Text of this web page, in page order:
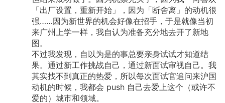
「出厂设置，重新开始」，因为「断舍离」的动机很
强……因为新世界的机会好像在招手，于是就像当初
来广州上学一样，我自认为准备充分地去开了新地
图。
不过我发现，自以为是的事总要亲身试试才知道结
果。通过新工作挑战自己，通过新面试审视自己。我
其实找不到真正的热爱，所以每次面试官追问来沪国
动机的时候，我都会 push 自己去爱上这个（或许不
爱的）城市和领域。